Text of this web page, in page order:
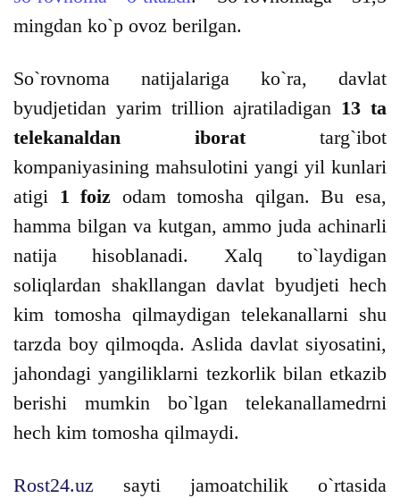
mingdan ko`p ovoz berilgan.
So`rovnoma natijalariga ko`ra, davlat
byudjetidan yarim trillion ajratiladigan 13 ta
telekanaldan iborattarg`ibot
kompaniyasining mahsulotini yangi yil kunlari
atigi 1 foiz odam tomosha qilgan. Bu esa,
hamma bilgan va kutgan, ammo juda achinarli
natija hisoblanadi. Xalq to`laydigan
soliqlardan shakllangan davlat byudjeti hech
kim tomosha qilmaydigan telekanallarni shu
tarzda boy qilmoqda. Aslida davlat siyosatini,
jahondagi yangiliklarni tezkorlik bilan etkazib
berishi mumkin bo`lgan telekanallamedrni
hech kim tomosha qilmaydi.
Rost24.uz sayti jamoatchilik o`rtasida